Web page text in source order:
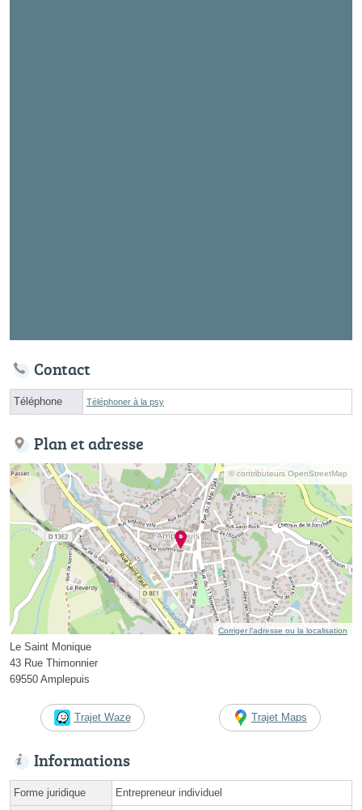
Contact
Téléphone Téléphoner à la psy
Plan et adresse
© contributeurs OpenStreetMap
Corriger l’adresse ou la localisation
Le Saint Monique
43 Rue Thimonnier
69550 Amplepuis
Trajet Waze Trajet Maps
Informations
Forme juridique Entrepreneur individuel